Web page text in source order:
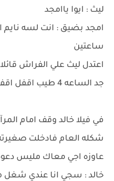
ليث : ايوا ياامجد
ساعتين
اعتدل ليث علي الفراش
جد الساعه 4 طيب اقفل اقفل لازم الحق اجهز نفسي
في فيلا خالد وقف امام
شكله العام فادخلت
عاوزه اجي معاك مليس
خالد : سجي انا عندي